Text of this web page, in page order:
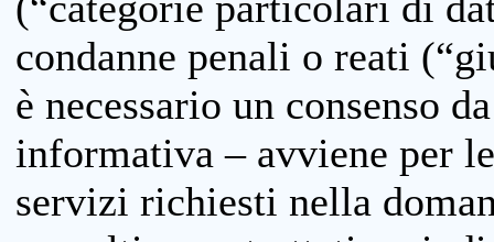
condanne penali o reati
è necessario un consenso
informativa – avviene per
servizi richiesti nella